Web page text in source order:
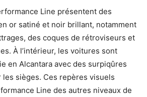
Line présentent des
or satiné et noir brillant, notamment
des coques de rétroviseurs et
À l’intérieur, les voitures sont
en Alcantara avec des surpiqûres
sièges. Ces repères visuels
Line des autres niveaux de